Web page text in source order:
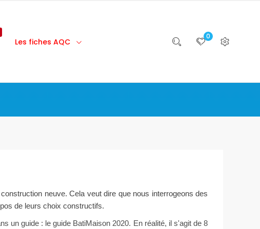
Les fiches AQC
0
neuve. Cela veut dire que nous interrogeons des
de leurs choix constructifs.
un guide : le guide BatiMaison 2020. En réalité, il s'agit de 8